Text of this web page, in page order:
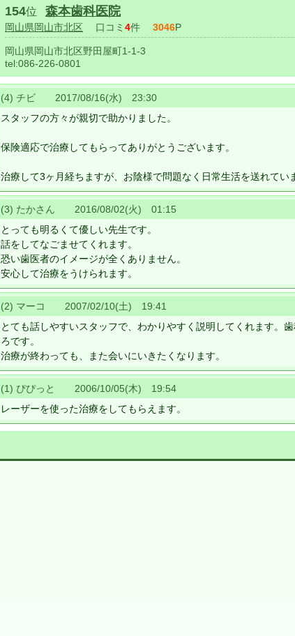
154位 森本歯科医院
岡山県岡山市北区 口コミ 4件 3046P
岡山県岡山市北区野田屋町1-1-3
tel:086-226-0801
(4) チビ 2017/08/16(水) 23:30
スタッフの方々が親切で助かりました。
保険適応で治療してもらってありがとうございます。
治療して3ヶ月経ちますが、お陰様で問題なく日常生活を送れてい
(3) たかさん 2016/08/02(火) 01:15
とっても明るくて優しい先生です。
話をしてなごませてくれます。
恐い歯医者のイメージが全くありません。
安心して治療をうけられます。
(2) マーコ 2007/02/10(土) 19:41
とても話しやすいスタッフで、わかりやすく説明してくれます。
ろです。
治療が終わっても、また会いにいきたくなります。
(1) ぴぴっと 2006/10/05(木) 19:54
レーザーを使った治療をしてもらえます。